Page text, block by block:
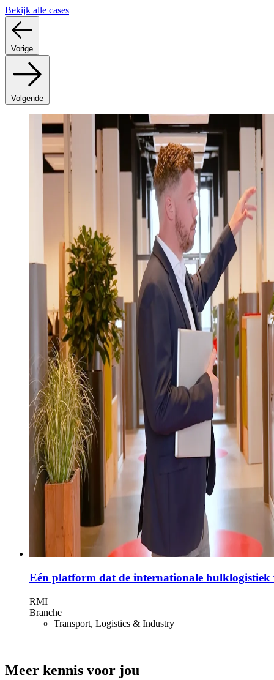
Bekijk alle cases
Vorige
Volgende
Eén platform dat de internationale
RMI
Branche
Transport, Logistics & Industry
Meer kennis voor jou